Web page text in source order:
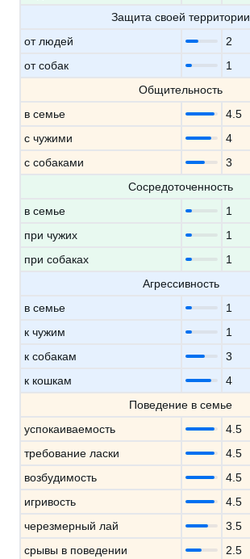
Защита своей территории
от людей
2
от собак
1
Общительность
в семье
4.5
с чужими
4
с собаками
3
Сосредоточенность
в семье
1
при чужих
1
при собаках
1
Агрессивность
в семье
1
к чужим
1
к собакам
3
к кошкам
4
Поведение в семье
успокаиваемость
4.5
требование ласки
4.5
возбудимость
4.5
игривость
4.5
черезмерный лай
3.5
срывы в поведении
2.5